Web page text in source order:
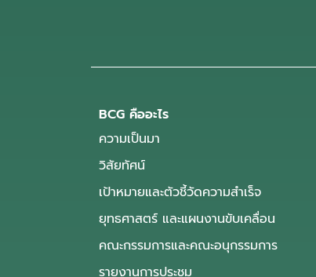
BCG คืออะไร
ความเป็นมา
วิสัยทัศน์
เป้าหมายและตัวชี้วัดความสำเร็จ
ยุทธศาสตร์ และแผนงานขับเคลื่อน
คณะกรรมการและคณะอนุกรรมการ
รายงานการประชุม